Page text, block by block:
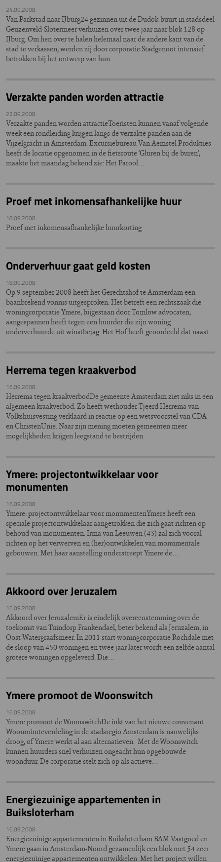
24.09.2008
Van Parkstad naar IJburg24 gezinnen uit de Dudok-buurt in stadsdeel
Geuzenveld-Slotermeer verhuizen over twee jaar naar blok 128 op
IJburg. Om hen over te halen helemaal naar de andere kant van de
stad te verkassen, werden zij door corporatie Stadgenoot intensief
betrokken bij het ontwerp van hun…
Verzakte panden worden attractie
22.09.2008
Verzakte panden worden attractieToeristen kunnen vanaf volgende
week een rondleiding krijgen langs de verzakte panden aan de
Vijzelgracht in Amsterdam. Excursiebureau Van Aemstel Produkties
heeft de locatie opgenomen in de fietsroute 'Gluren bij de buren',
maakte het maandag bekend.zie: Het Parool…
Proef met inkomensafhankelijke huur
18.09.2008
Proef met inkomensafhankelijke huurkorting
Onderverhuur gaat geld kosten
18.09.2008
Op 9 september 2008 heeft het Gerechtshof te Amsterdam een
baanbrekend vonnis uitgesproken. Het betreft een rechtszaak die
woningcorporatie Ymere, bijgestaan door Tomlow advocaten,
aangespannen heeft tegen een huurder die zijn woning
onderverhuurde uit winstbejag. Het Hof heeft geoordeeld dat naast…
Herrema tegen kraakverbod
16.09.2008
Herrema tegen kraakverbodDe gemeente Amsterdam ziet niks in een
algemeen kraakverbod. Zo heeft wethouder Tjeerd Herrema van
Volkshuisvesting verklaard in reactie op een wetsvoorstel van CDA
en ChristenUnie. Naar zijn mening moeten gemeenten meer
mogelijkheden krijgen leegstand te bestrijden.
Ymere: projectontwikkelaar voor
monumenten
16.09.2008
Ymere: projectontwikkelaar voor monumentenYmere heeft een
speciale projectontwikkelaar aangetrokken die zich gaat richten op
behoud van monumenten. Irma van Leeuwen (43) zal zich vooral
richten op het verwerven en (her)ontwikkelen van monumentale
gebouwen. Met haar aanstelling onderstreept Ymere de…
Akkoord over Jeruzalem
16.09.2008
Akkoord over JeruzalemEr is eindelijk overeenstemming over de
toekomst van Tuindorp Frankendael, beter bekend als Jeruzalem, in
Oost-Watergraafsmeer. In 2011 start woningcorporatie Rochdale met
de sloop van 450 woningen en twee jaar later wordt een zelfde aantal
grotere woningen opgeleverd. Die…
Ymere promoot de Woonswitch
16.09.2008
Ymere promoot de WoonswitchDe inkt van het nieuwe convenant
Woonruimteverdeling in de stadsregio Amsterdam is nauwelijks
droog, of Ymere werkt al aan alternatieven. Met de Woonswitch
kunnen huurders snel verhuizen ongeacht hun opgebouwde
woonduur. De corporatie stelt zich op als actieve…
Energiezuinige appartementen in
Buiksloterham
16.09.2008
Energiezuinige appartementen in Buiksloterham BAM Vastgoed en
Ymere gaan in Amsterdam-Noord gezamenlijk een blok met 54 zeer
energiezuinige appartementen ontwikkelen. Met het project willen